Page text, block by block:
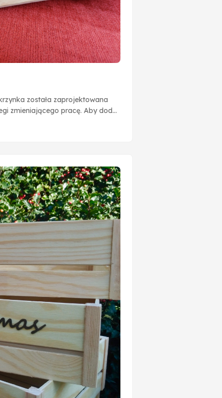
została zaprojektowana
zmieniającego pracę. Aby dodać
z ciasteczowymi